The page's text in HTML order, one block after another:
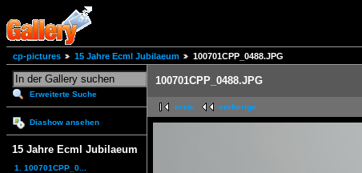
cp-pictures 15 Jahre Ecml Jubilaeum 100701CPP_0488.JPG
Erweiterte Suche
Diashow ansehen
15 Jahre Ecml Jubilaeum
1. 100701CPP_0...
100701CPP_0488.JPG
erste vorherige